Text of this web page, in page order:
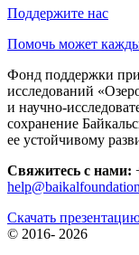
Поддержите нас
Помочь может
Фонд поддержки
исследований
и научно-
сохранение
ее устойчивому
Свяжитесь с нами:
Скачать
© 2016- 2026